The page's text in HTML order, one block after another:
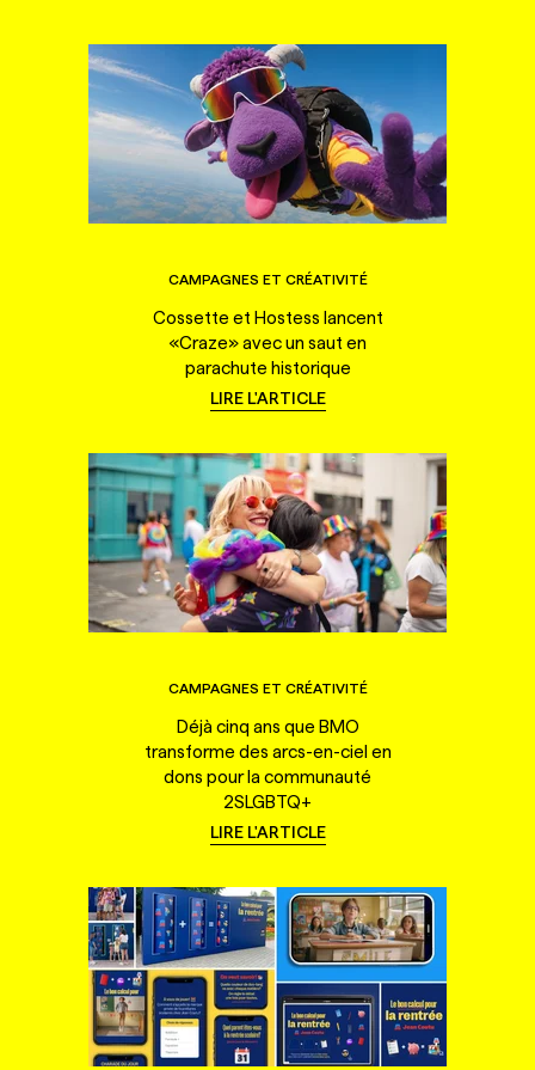
CAMPAGNES ET CRÉATIVITÉ
Cossette et Hostess lancent
«Craze» avec un saut en
parachute historique
LIRE L'ARTICLE
CAMPAGNES ET CRÉATIVITÉ
Déjà cinq ans que BMO
transforme des arcs-en-ciel en
dons pour la communauté
2SLGBTQ+
LIRE L'ARTICLE